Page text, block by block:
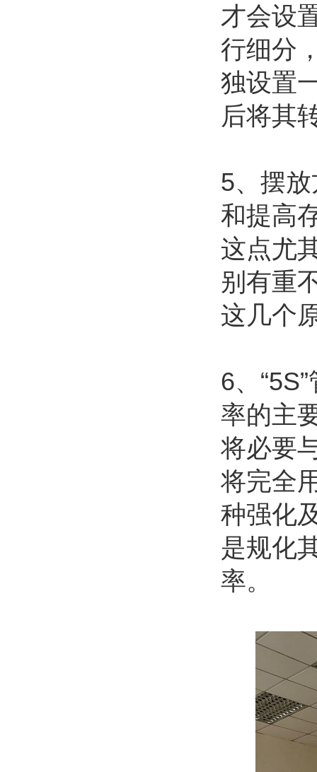
才会设
行细分
独设置
后将其
5、摆
和提高
这点尤
别有重
这几个
6、
率的主
将必要
将完全
种强化
是规化
率。